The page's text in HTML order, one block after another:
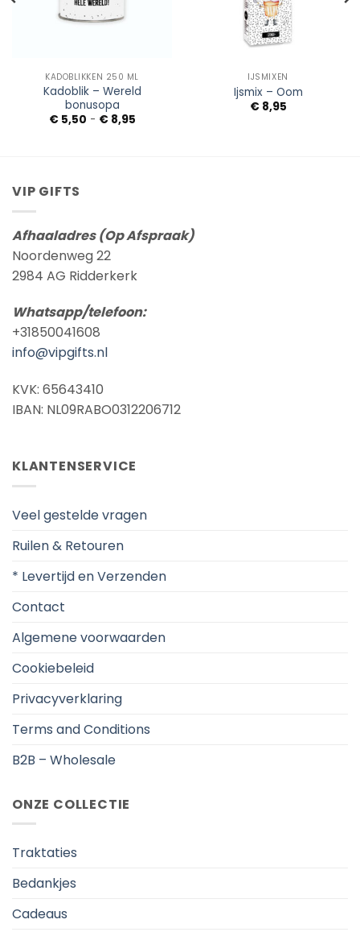
KADOBLIKKEN 250 ML
Kadoblik – Wereld
bonusopa
€5,50 - €8,95Prijsklasse:
IJSMIXEN
Ijsmix – Oom
€8,95
VIP GIFTS
Afhaaladres (Op Afspraak)
Noordenweg 22
2984 AG Ridderkerk
Whatsapp/telefoon:
+31850041608
info@vipgifts.nl
KVK: 65643410
IBAN: NL09RABO0312206712
KLANTENSERVICE
Veel gestelde vragen
Ruilen & Retouren
* Levertijd en Verzenden
Contact
Algemene voorwaarden
Cookiebeleid
Privacyverklaring
Terms and Conditions
B2B – Wholesale
ONZE COLLECTIE
Traktaties
Bedankjes
Cadeaus